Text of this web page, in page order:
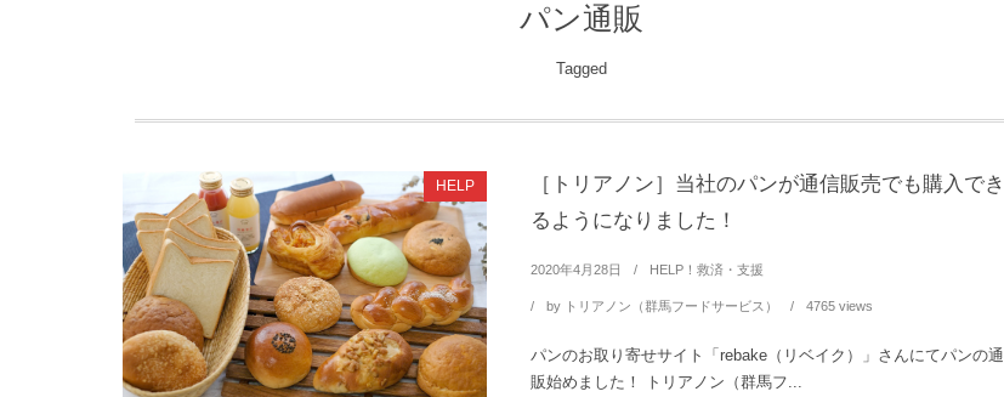
パン通販
Tagged
HELP
［トリアノン］当社のパンが通信販売でも購入でき
るようになりました！
2020年4月28日 HELP！救済・支援
by トリアノン（群馬フードサービス） 4765 views
パンのお取り寄せサイト「rebake（リベイク）」さんにてパンの通
販始めました！ トリアノン（群馬フ...